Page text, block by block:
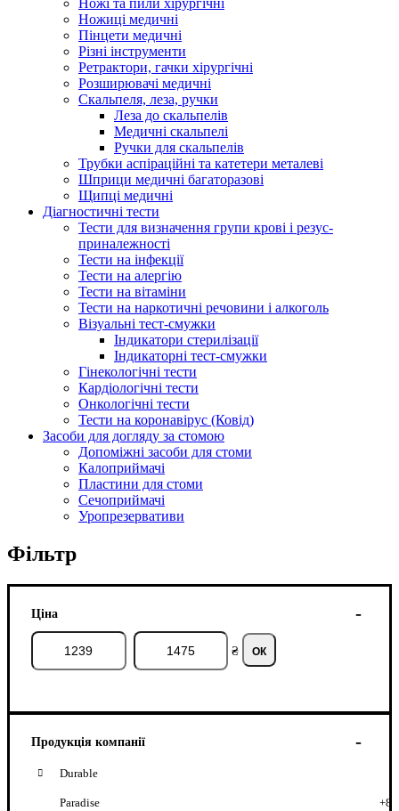
Ножі та пили хірургічні
Ножиці медичні
Пінцети медичні
Різні інструменти
Ретрактори, гачки хірургічні
Розширювачі медичні
Скальпеля, леза, ручки
Леза до скальпелів
Медичні скальпелі
Ручки для скальпелів
Трубки аспіраційні та катетери металеві
Шприци медичні багаторазові
Щипці медичні
Діагностичні тести
Тести для визначення групи крові і резус-
приналежності
Тести на інфекції
Тести на алергію
Тести на вітаміни
Тести на наркотичні речовини і алкоголь
Візуальні тест-смужки
Індикатори стерилізації
Індикаторні тест-смужки
Гінекологічні тести
Кардіологічні тести
Онкологічні тести
Тести на коронавірус (Ковід)
Засоби для догляду за стомою
Допоміжні засоби для стоми
Калоприймачі
Пластини для стоми
Сечоприймачі
Уропрезервативи
Фільтр
Ціна
₴ ОК
Продукція компанії
Durable
Paradise +8